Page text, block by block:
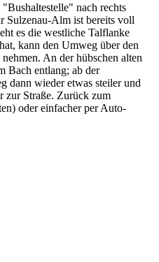
nach rechts
Sulzenau-Alm ist bereits voll
es die westliche Talflanke
kann den Umweg über den
An der hübschen alten
Bach entlang; ab der
dann wieder etwas steiler und
zur Straße. Zurück zum
oder einfacher per Auto-